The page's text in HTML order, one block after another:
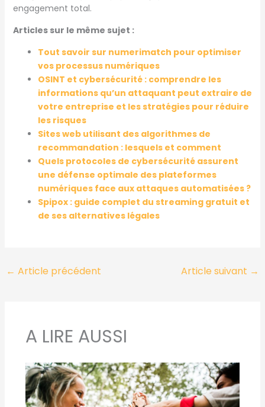
engagement total.
Articles sur le même sujet :
Tout savoir sur numerimatch pour optimiser
vos processus numériques
OSINT et cybersécurité : comprendre les
informations qu’un attaquant peut extraire de
votre entreprise et les stratégies pour réduire
les risques
Sites web utilisant des algorithmes de
recommandation : lesquels et comment
Quels protocoles de cybersécurité assurent
une défense optimale des plateformes
numériques face aux attaques automatisées ?
Spipox : guide complet du streaming gratuit et
de ses alternatives légales
← Article précédent Article suivant →
A LIRE AUSSI